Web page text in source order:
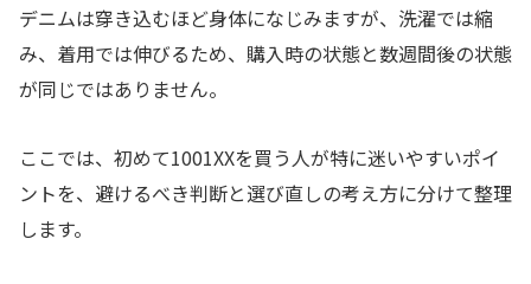
デニムは穿き込むほど身体になじみますが、洗濯では縮
み、着用では伸びるため、購入時の状態と数週間後の状態
が同じではありません。
ここでは、初めて1001XXを買う人が特に迷いやすいポイ
ントを、避けるべき判断と選び直しの考え方に分けて整理
します。